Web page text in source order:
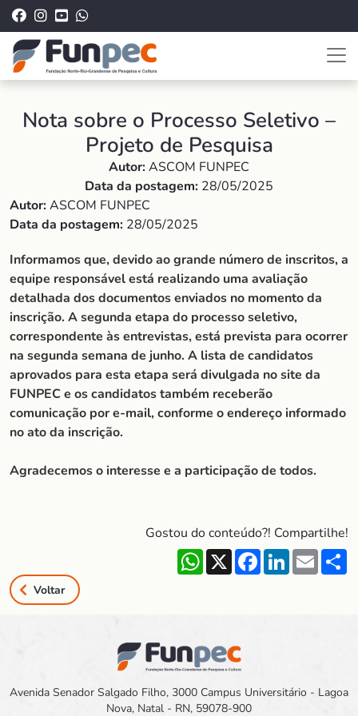
Nota sobre o Processo Seletivo –
Projeto de Pesquisa
Autor:ASCOM FUNPEC
Data da postagem: 28/05/2025
Autor:ASCOM FUNPEC
Data da postagem: 28/05/2025
Informamos que, devido ao grande número de inscritos, a
equipe responsável está realizando uma avaliação
detalhada dos documentos enviados no momento da
inscrição. A segunda etapa do processo seletivo,
correspondente às entrevistas, está prevista para ocorrer
na segunda semana de junho. A lista de candidatos
aprovados para esta etapa será divulgada no site da
FUNPEC e os candidatos também receberão
comunicação por e-mail, conforme o endereço informado
no ato da inscrição.
Agradecemos o interesse e a participação de todos.
Gostou do conteúdo?! Compartilhe!
WhatsApp
X FacebookLinkedIn
Email
Voltar
Avenida Senador Salgado Filho, 3000 Campus Universitário - Lagoa
Nova, Natal - RN, 59078-900